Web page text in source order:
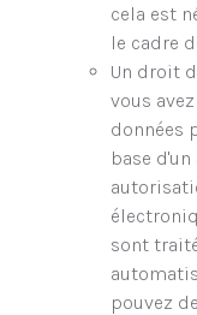
cela est
le cadre
Un droit
vous
données
base
sont
pouvez